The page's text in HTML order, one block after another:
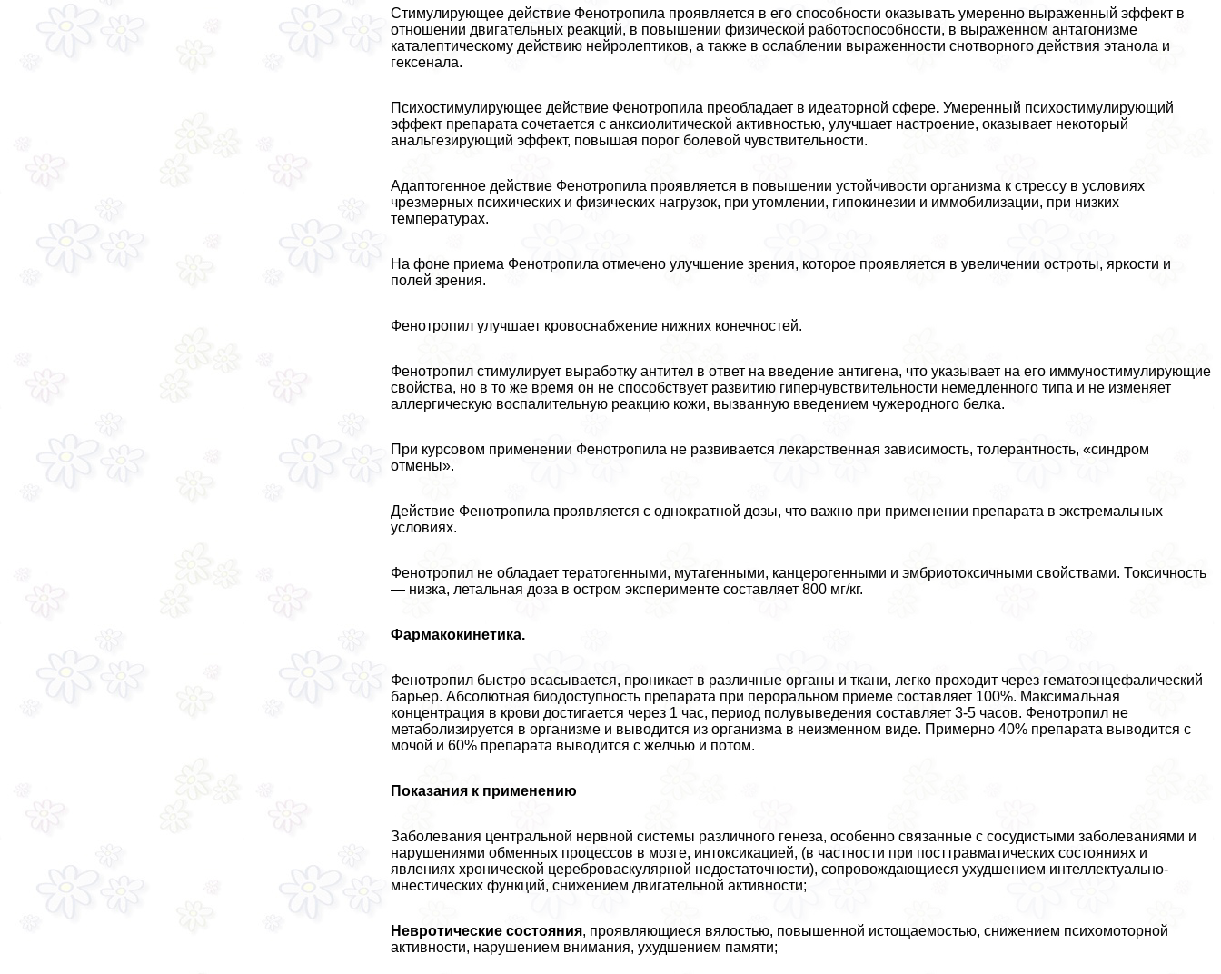
Стимулирующее действие Фенотропила проявляется в его способности оказывать умеренно выраженный эффект в
отношении двигательных реакций, в повышении физической работоспособности, в выраженном антагонизме
каталептическому действию нейролептиков, а также в ослаблении выраженности снотворного действия этанола и
гексенала.
Психостимулирующее действие Фенотропила преобладает в идеаторной сфере. Умеренный психостимулирующий
эффект препарата сочетается с анксиолитической активностью, улучшает настроение, оказывает некоторый
aнaльгезирующий эффект, повышая порог болевой чувствительности.
Адаптогенное действие Фенотропила проявляется в повышении устойчивости организма к стрессу в условиях
чрезмерных психических и физических нагрузок, при утомлении, гипокинезии и иммобилизации, при низких
температурах.
На фоне приема Фенотропила отмечено улучшение зрения, которое проявляется в увеличении остроты, яркости и
полей зрения.
Фенотропил улучшает кровоснабжение нижних конечностей.
Фенотропил стимулирует выработку антител в ответ на введение антигена, что указывает на его иммуностимулирующие
свойства, но в то же время он не способствует развитию гиперчувствительности немедленного типа и не изменяет
аллергическую воспалительную реакцию кожи, вызванную введением чужеродного белка.
При курсовом применении Фенотропила не развивается лекарственная зависимость, толерантность, «синдром
отмены».
Действие Фенотропила проявляется с однократной дозы, что важно при применении препарата в экстремальных
условиях.
Фенотропил не обладает тератогенными, мутагенными, канцерогенными и эмбриотоксичными свойствами. Токсичность
— низка, летальная доза в остром эксперименте составляет 800 мг/кг.
Фармакокинетика.
Фенотропил быстро всасывается, проникает в различные органы и ткани, легко проходит через гематоэнцефалический
барьер. Абсолютная биодоступность препарата при перopaльном приеме составляет 100%. Максимальная
концентрация в крови достигается через 1 час, период полувыведения составляет 3-5 часов. Фенотропил не
метаболизируется в организме и выводится из организма в неизменном виде. Примерно 40% препарата выводится с
мочой и 60% препарата выводится с желчью и потом.
Показания к применению
Заболевания центральной нервной системы различного генеза, особенно связанные с сосудистыми заболеваниями и
нарушениями обменных процессов в мозге, интоксикацией, (в частности при посттравматических состояниях и
явлениях хронической цереброваскулярной недостаточности), сопровождающиеся ухудшением интеллектуально-
мнестических функций, снижением двигательной активности;
Невротические состояния, проявляющиеся вялостью, повышенной истощаемостью, снижением психомоторной
активности, нарушением внимания, ухудшением памяти;